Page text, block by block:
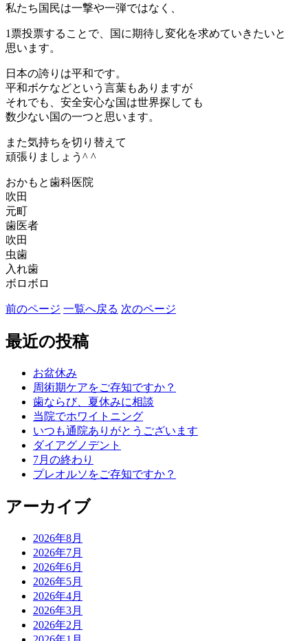
私たち国民は一撃や一弾ではなく、
1票投票することで、国に期待し変化を求めていきたいと
思います。
日本の誇りは平和です。
平和ボケなどという言葉もありますが
それでも、安全安心な国は世界探しても
数少ない国の一つと思います。
また気持ちを切り替えて
頑張りましょう^ ^
おかもと歯科医院
吹田
元町
歯医者
吹田
虫歯
入れ歯
ボロボロ
前のページ 一覧へ戻る 次のページ
最近の投稿
お盆休み
周術期ケアをご存知ですか？
歯ならび、夏休みに相談
当院でホワイトニング
いつも通院ありがとうございます
ダイアグノデント
7月の終わり
プレオルソをご存知ですか？
アーカイブ
2026年8月
2026年7月
2026年6月
2026年5月
2026年4月
2026年3月
2026年2月